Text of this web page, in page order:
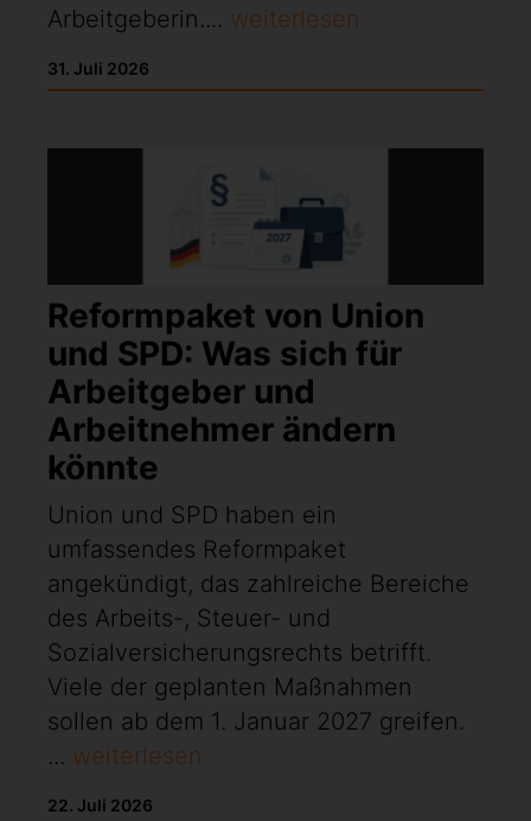
Arbeitgeberin.... weiterlesen
31. Juli 2026
Reformpaket von Union
und SPD: Was sich für
Arbeitgeber und
Arbeitnehmer ändern
könnte
Union und SPD haben ein
umfassendes Reformpaket
angekündigt, das zahlreiche Bereiche
des Arbeits-, Steuer- und
Sozialversicherungsrechts betrifft.
Viele der geplanten Maßnahmen
sollen ab dem 1. Januar 2027 greifen.
... weiterlesen
22. Juli 2026